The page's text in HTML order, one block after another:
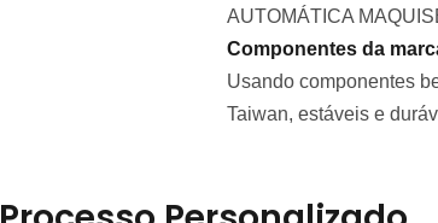
Componentes da
Usando componentes
Taiwan, estáveis ​​e